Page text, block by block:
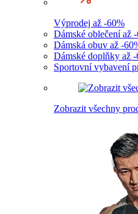
Výprodej až -60%
Dámské oblečení až
Dámská obuv až -
Dámské doplňky až
Sportovní vybavení
Zobrazit všechny